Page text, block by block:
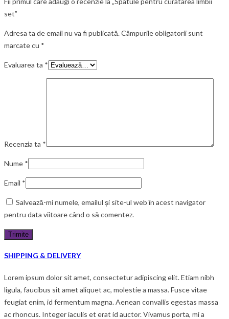
set”
Adresa ta de email nu va fi publicată.Câmpurile obligatorii sunt
marcate cu *
Evaluarea ta *
Recenzia ta *
Nume *
Email *
Salvează-mi numele, emailul și site-ul web în acest navigator
pentru data viitoare când o să comentez.
SHIPPING & DELIVERY
Lorem ipsum dolor sit amet, consectetur adipiscing elit. Etiam nibh
ligula, faucibus sit amet aliquet ac, molestie a massa. Fusce vitae
feugiat enim, id fermentum magna. Aenean convallis egestas massa
ac rhoncus. Integer iaculis et erat id auctor. Vivamus porta, mi a